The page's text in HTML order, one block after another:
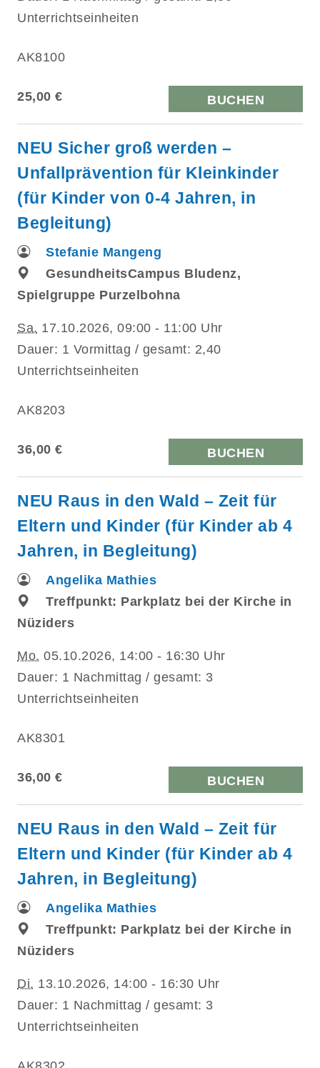
Unterrichtseinheiten
AK8100
25,00 € BUCHEN
NEU Sicher groß werden –
Unfallprävention für Kleinkinder
(für Kinder von 0-4 Jahren, in
Begleitung)
Stefanie Mangeng
GesundheitsCampus Bludenz,
Spielgruppe Purzelbohna
Sa. 17.10.2026, 09:00 - 11:00 Uhr
Dauer: 1 Vormittag / gesamt: 2,40
Unterrichtseinheiten
AK8203
36,00 € BUCHEN
NEU Raus in den Wald – Zeit für
Eltern und Kinder (für Kinder ab 4
Jahren, in Begleitung)
Angelika Mathies
Treffpunkt: Parkplatz bei der Kirche in
Nüziders
Mo. 05.10.2026, 14:00 - 16:30 Uhr
Dauer: 1 Nachmittag / gesamt: 3
Unterrichtseinheiten
AK8301
36,00 € BUCHEN
NEU Raus in den Wald – Zeit für
Eltern und Kinder (für Kinder ab 4
Jahren, in Begleitung)
Angelika Mathies
Treffpunkt: Parkplatz bei der Kirche in
Nüziders
Di. 13.10.2026, 14:00 - 16:30 Uhr
Dauer: 1 Nachmittag / gesamt: 3
Unterrichtseinheiten